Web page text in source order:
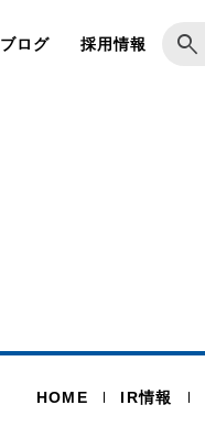
ブログ 採用情報 search
HOME IR情報